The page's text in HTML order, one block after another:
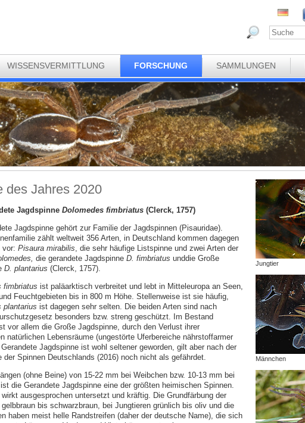
WISSENSVERMITTLUNG FORSCHUNG SAMMLUNGEN
des Jahres 2020
Jagdspinne Dolomedes fimbriatus(Clerck, 1757)
Jagdspinne gehört zur Familie der Jagdspinnen (Pisauridae).
zählt weltweit 356 Arten, in Deutschland kommen dagegen
vor: Pisaura mirabilis, die sehr häufige Listspinne und zwei Arten der
die gerandete Jagdspinne D. fimbriatus unddie Große
D. plantarius (Clerck, 1757).
fimbriatus ist paläarktisch verbreitet und lebt in Mitteleuropa an Seen,
Feuchtgebieten bis in 800 m Höhe. Stellenweise ist sie häufig,
plantarius ist dagegen sehr selten. Die beiden Arten sind nach
besonders bzw. streng geschützt. Im Bestand
vor allem die Große Jagdspinne, durch den Verlust ihrer
natürlichen Lebensräume (ungestörte Uferbereiche nährstoffarmer
Jagdspinne ist wohl seltener geworden, gilt aber nach der
der Spinnen Deutschlands (2016) noch nicht als gefährdet.
(ohne Beine) von 15-22 mm bei Weibchen bzw. 10-13 mm bei
die Gerandete Jagdspinne eine der größten heimischen Spinnen.
wirkt ausgesprochen untersetzt und kräftig. Die Grundfärbung der
bis schwarzbraun, bei Jungtieren grünlich bis oliv und die
haben meist helle Randstreifen (daher der deutsche Name), die sich
Jungtier
Männchen